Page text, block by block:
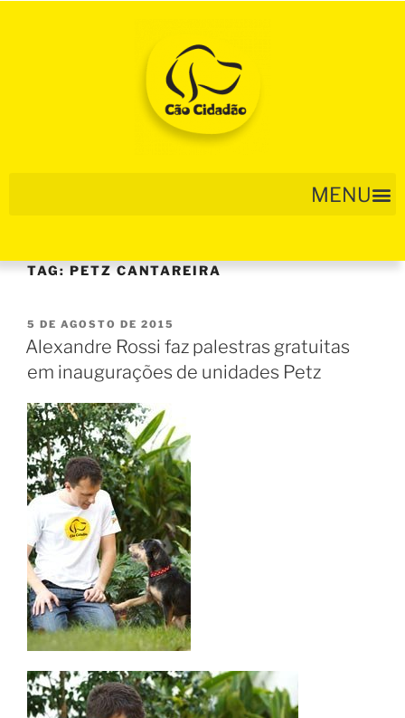
TAG:PETZ CANTAREIRA
5 DE AGOSTO DE 2015
Alexandre Rossi faz palestras gratuitas
em inaugurações de unidades Petz